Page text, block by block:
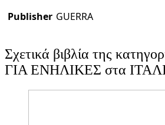
Publisher GUERRA
Σχετικά βιβλία της
ΓΙΑ ΕΝΗΛΙΚΕΣ στα